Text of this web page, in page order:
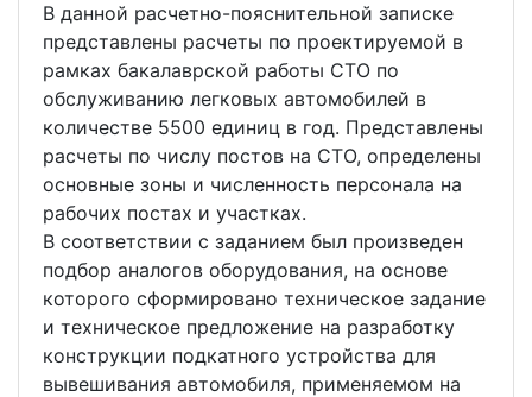
В данной расчетно-пояснительной записке
представлены расчеты по проектируемой в
рамках бакалаврской работы СТО по
обслуживанию легковых автомобилей в
количестве 5500 единиц в год. Представлены
расчеты по числу постов на СТО, определены
основные зоны и численность персонала на
рабочих постах и участках.
В соответствии с заданием был произведен
подбор аналогов оборудования, на основе
которого сформировано техническое задание
и техническое предложение на разработку
конструкции подкатного устройства для
вывешивания автомобиля, применяемом на